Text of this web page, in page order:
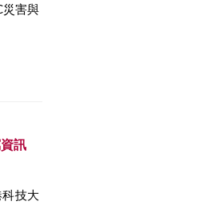
災害與
訊
技大